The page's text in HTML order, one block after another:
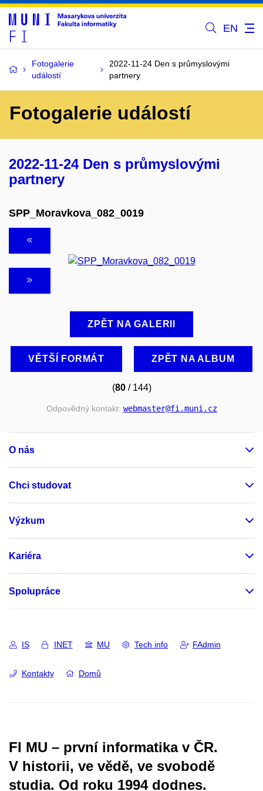
EN
Fotogalerie
událostí
2022-11-24 Den s průmyslovými
partnery
Fotogalerie událostí
2022-11-24 Den s průmyslovými
partnery
SPP_Moravkova_082_0019
ZPĚT NA GALERII
VĚTŠÍ FORMÁT ZPĚT NA ALBUM
(80/ 144)
Odpovědný kontakt: webmaster@fi.muni.cz
O nás
Chci studovat
Výzkum
Kariéra
Spolupráce
IS INET MU Tech info FAdmin
Kontakty Domů
FI MU – první informatika v ČR.
V historii, ve vědě, ve svobodě
studia. Od roku 1994 dodnes.